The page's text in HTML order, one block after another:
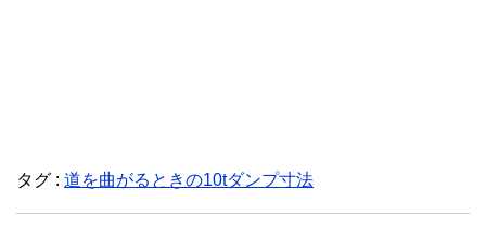
タグ : 道を曲がるときの10tダンプ寸法